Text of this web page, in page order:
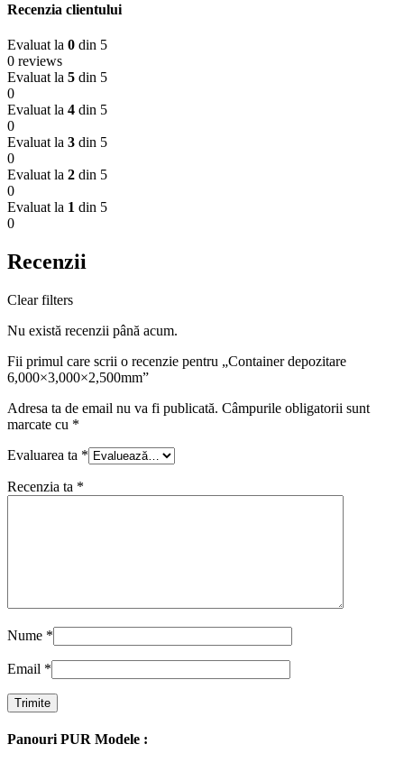
Recenzia clientului
Evaluat la 0 din 5
0 reviews
Evaluat la 5 din 5
0
Evaluat la 4 din 5
0
Evaluat la 3 din 5
0
Evaluat la 2 din 5
0
Evaluat la 1 din 5
0
Recenzii
Clear filters
Nu există recenzii până acum.
Fii primul care scrii o recenzie pentru „Container depozitare
6,000×3,000×2,500mm”
Adresa ta de email nu va fi publicată. Câmpurile obligatorii sunt
marcate cu *
Evaluarea ta *
Recenzia ta *
Nume *
Email *
Panouri PUR Modele :